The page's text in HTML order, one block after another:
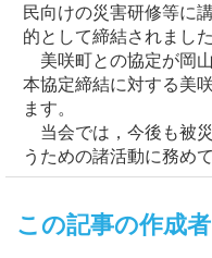
民向けの災害研修等に
的として締結されました
美咲町との協定が岡
本協定締結に対する美
ます。
当会では，今後も被
うための諸活動に務め
この記事の作成者